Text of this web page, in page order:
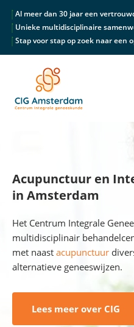
Al meer dan 30 jaar een
Unieke multidisciplinaire
Stap voor stap op zoek naar een
Acupunctuur en
in Amsterdam
Het Centrum Integrale
multidisciplinair
met naast acupunctuur
alternatieve geneeswijzen.
Lees meer over CIG